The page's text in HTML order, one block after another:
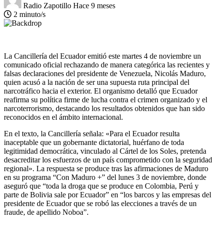
Radio Zapotillo Hace 9 meses
2 minuto/s
La Cancillería del Ecuador emitió este martes 4 de noviembre un
comunicado oficial rechazando de manera categórica las recientes y
falsas declaraciones del presidente de Venezuela, Nicolás Maduro,
quien acusó a la nación de ser una supuesta ruta principal del
narcotráfico hacia el exterior. El organismo detalló que Ecuador
reafirma su política firme de lucha contra el crimen organizado y el
narcoterrorismo, destacando los resultados obtenidos que han sido
reconocidos en el ámbito internacional.
En el texto, la Cancillería señala: «Para el Ecuador resulta
inaceptable que un gobernante dictatorial, huérfano de toda
legitimidad democrática, vinculado al Cártel de los Soles, pretenda
desacreditar los esfuerzos de un país comprometido con la seguridad
regional». La respuesta se produce tras las afirmaciones de Maduro
en su programa “Con Maduro +” del lunes 3 de noviembre, donde
aseguró que “toda la droga que se produce en Colombia, Perú y
parte de Bolivia sale por Ecuador” en “los barcos y las empresas del
presidente de Ecuador que se robó las elecciones a través de un
fraude, de apellido Noboa”.